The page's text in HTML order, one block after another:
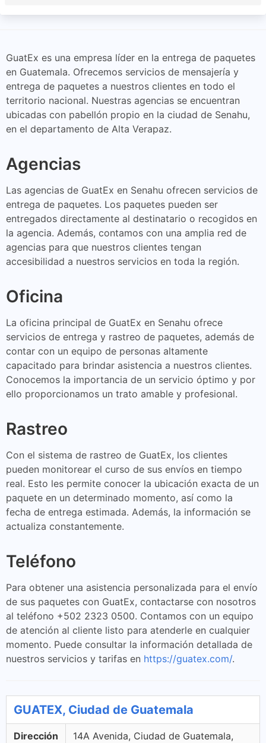
GuatEx es una empresa líder en la entrega de paquetes
en Guatemala. Ofrecemos servicios de mensajería y
entrega de paquetes a nuestros clientes en todo el
territorio nacional. Nuestras agencias se encuentran
ubicadas con pabellón propio en la ciudad de Senahu,
en el departamento de Alta Verapaz.
Agencias
Las agencias de GuatEx en Senahu ofrecen servicios de
entrega de paquetes. Los paquetes pueden ser
entregados directamente al destinatario o recogidos en
la agencia. Además, contamos con una amplia red de
agencias para que nuestros clientes tengan
accesibilidad a nuestros servicios en toda la región.
Oficina
La oficina principal de GuatEx en Senahu ofrece
servicios de entrega y rastreo de paquetes, además de
contar con un equipo de personas altamente
capacitado para brindar asistencia a nuestros clientes.
Conocemos la importancia de un servicio óptimo y por
ello proporcionamos un trato amable y profesional.
Rastreo
Con el sistema de rastreo de GuatEx, los clientes
pueden monitorear el curso de sus envíos en tiempo
real. Esto les permite conocer la ubicación exacta de un
paquete en un determinado momento, así como la
fecha de entrega estimada. Además, la información se
actualiza constantemente.
Teléfono
Para obtener una asistencia personalizada para el envío
de sus paquetes con GuatEx, contactarse con nosotros
al teléfono +502 2323 0500. Contamos con un equipo
de atención al cliente listo para atenderle en cualquier
momento. Puede consultar la información detallada de
nuestros servicios y tarifas en https://guatex.com/.
GUATEX, Ciudad de Guatemala
Dirección
14A Avenida, Ciudad de Guatemala,